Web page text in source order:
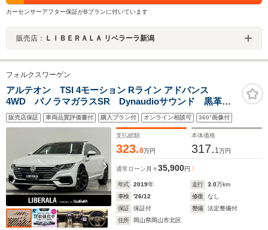
カーセンサーアフター保証がBプランに付いています
販売店： ＬＩＢＥＲＡＬＡ リベラーラ新潟
フォルクスワーゲン
アルテオン TSI 4モーション Rライン アドバンス
4WD パノラマガラスSR Dynaudioサウンド 黒革
全席シートヒーター パワーシート アダプティブLED
ヘッドライト オートハイビーム アンビエントライ
ト レインセンサー ACC レーンキープ ブラインド
スポット
販売店保証 車両品質評価書付 購入プラン付 オンライン相談可 360°画像付
支払総額
323.8万円
本体価格
317. 1 万円
通常ローン 月々35,900円
年式 2019年 走行 3.0万km
車検
'26/12 修復
なし
保証
保証付 整備
法定整備付
住所
岡山県岡山市北区